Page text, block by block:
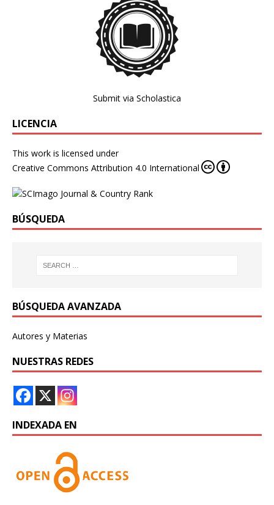
Submit via Scholastica
LICENCIA
This work is licensed under
Creative Commons Attribution 4.0 International
BÚSQUEDA
BÚSQUEDA AVANZADA
Autores y Materias
NUESTRAS REDES
INDEXADA EN